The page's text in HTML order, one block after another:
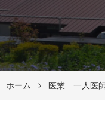
ホーム 医業 一人医